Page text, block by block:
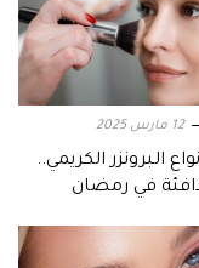
12 مارس 2025
البرونزر الكريمي..
في رمضان